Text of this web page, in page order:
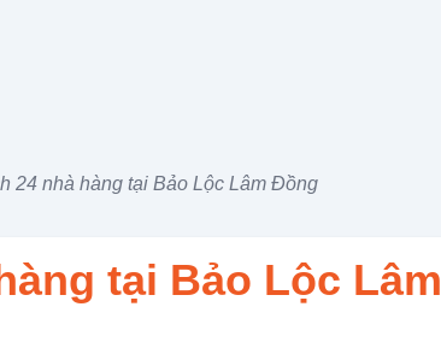
24 nhà hàng tại Bảo Lộc Lâm Đồng
tại Bảo Lộc Lâm